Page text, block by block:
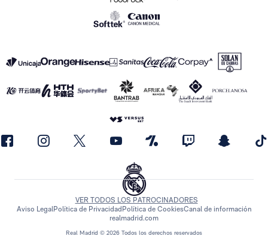
Real Madrid © 2026 Todos los derechos reservados
VER TODOS LOS PATROCINADORES
Aviso LegalPolítica de Privacidad Política de CookiesCanal de información
realmadrid.com